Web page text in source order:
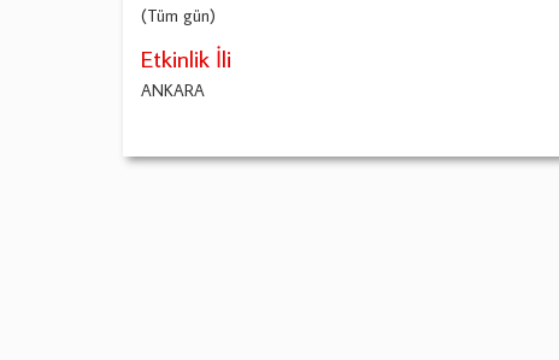
(Tüm gün)
Etkinlik İli
ANKARA